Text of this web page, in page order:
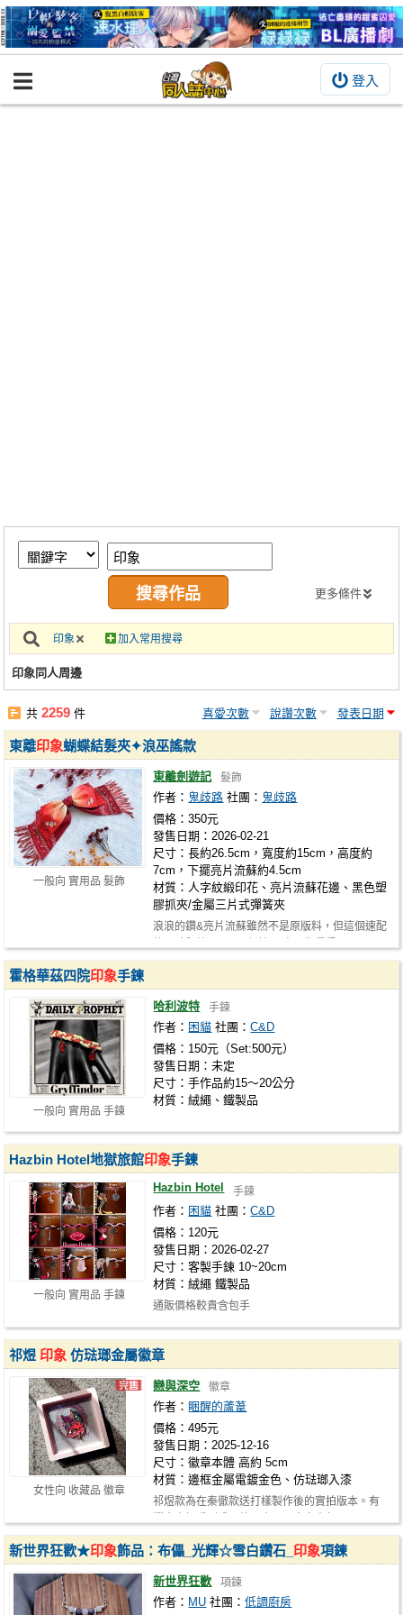
登入
BOOKY書集倉庫
繪圖藝廊
交流中心
攤位轉讓區
會員功能選單
註冊會員
更多條件
印象 加入常用搜尋
印象同人周邊
共2259 件 喜愛次數 說讚次數 發表日期
一般向 實用品 髮飾
東離印象蝴蝶結髮夾✦浪巫謠款
東離劍遊記 髮飾
作者： 鬼歧路 社團： 鬼歧路
價格：350元
發售日期：2026-02-21
尺寸：長約26.5cm，寬度約15cm，高度約
7cm，下擺亮片流蘇約4.5cm
材質：人字紋緞印花、亮片流蘇花邊、黑色塑
膠抓夾/金屬三片式彈簧夾
浪浪的鑽&亮片流蘇雖然不是原版料，但這個速配
一般向 實用品 手鍊
霍格華茲四院印象手鍊
哈利波特 手鍊
作者： 困貓 社團：C&D
價格：150元（Set:500元）
發售日期：未定
尺寸：手作品約15～20公分
材質：絨繩、鐵製品
一般向 實用品 手鍊
Hazbin Hotel地獄旅館印象手鍊
Hazbin Hotel 手鍊
作者： 困貓 社團：C&D
價格：120元
發售日期：2026-02-27
尺寸：客製手鍊 10~20cm
材質：絨繩 鐵製品
通販價格較貴含包手
女性向 收藏品 徽章
祁煜印象 仿琺瑯金屬徽章
戀與深空 徽章
作者： 睏醒的蘆葦
價格：495元
發售日期：2025-12-16
尺寸：徽章本體 高約 5cm
材質：邊框金屬電鍍金色、仿琺瑯入漆
祁煜款為在秦徹款送打樣製作後的實拍版本。有
新世界狂歡★印象飾品：布儡_光輝☆雪白鑽石_印象項鍊
新世界狂歡 項鍊
作者： MU 社團：低調廚房